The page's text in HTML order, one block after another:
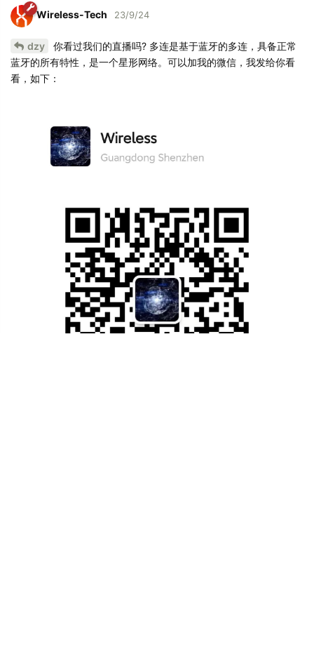
Wireless-Tech 23/9/24
dzy
你看过我们的直播吗? 多连是基于蓝牙的多连，具备正常
蓝牙的所有特性，是一个星形网络。可以加我的微信，我发给你看
看，如下：